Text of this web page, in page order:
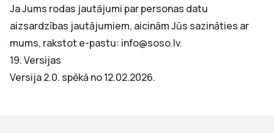
Ja Jums rodas jautājumi par personas datu
aizsardzības jautājumiem, aicinām Jūs sazināties ar
mums, rakstot e-pastu: info@soso.lv.
19. Versijas
Versija 2.0. spēkā no 12.02.2026.